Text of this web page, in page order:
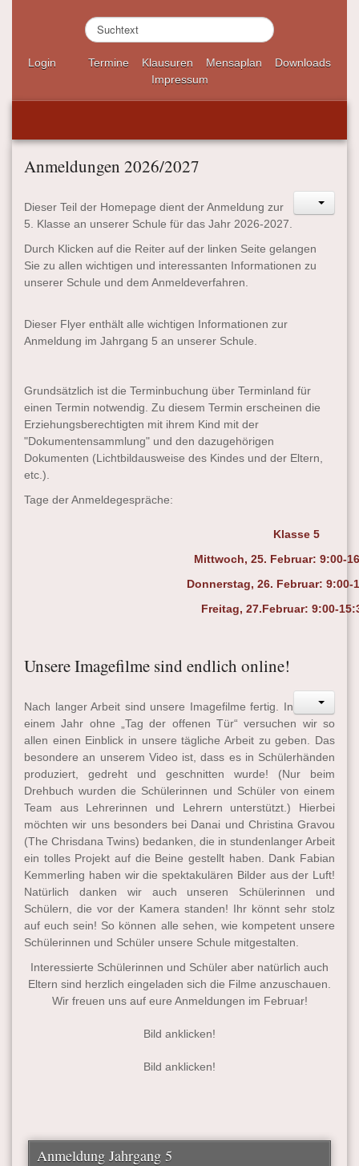
S
u
c
n
.
Login Termine Klausuren Mensaplan
Downloads
Impressum
Anmeldungen 2026/2027
Dieser Teil der Homepage dient der Anmeldung zur
5. Klasse an unserer Schule für das Jahr 2026-2027.
Durch Klicken auf die Reiter auf der linken Seite gelangen
Sie zu allen wichtigen und interessanten Informationen zu
unserer Schule und dem Anmeldeverfahren.
Dieser Flyer enthält alle wichtigen Informationen zur
Anmeldung im Jahrgang 5 an unserer Schule.
Grundsätzlich ist die Terminbuchung über Terminland für
einen Termin notwendig. Zu diesem Termin erscheinen die
Erziehungsberechtigten mit ihrem Kind mit der
"Dokumentensammlung" und den dazugehörigen
Dokumenten (Lichtbildausweise des Kindes und der Eltern,
etc.).
Tage der Anmeldegespräche:
Klasse 5
Mittwoch, 25. Februar: 9:00-
Donnerstag, 26. Februar: 9:00-
Freitag, 27.Februar: 9:00-
Unsere Imagefilme sind endlich online!
Nach langer Arbeit sind unsere Imagefilme fertig. In
einem Jahr ohne „Tag der offenen Tür“ versuchen wir so
allen einen Einblick in unsere tägliche Arbeit zu geben. Das
besondere an unserem Video ist, dass es in Schülerhänden
produziert, gedreht und geschnitten wurde! (Nur beim
Drehbuch wurden die Schülerinnen und Schüler von einem
Team aus Lehrerinnen und Lehrern unterstützt.) Hierbei
möchten wir uns besonders bei Danai und Christina Gravou
(The Chrisdana Twins) bedanken, die in stundenlanger Arbeit
ein tolles Projekt auf die Beine gestellt haben. Dank Fabian
Kemmerling haben wir die spektakulären Bilder aus der Luft!
Natürlich danken wir auch unseren Schülerinnen und
Schülern, die vor der Kamera standen! Ihr könnt sehr stolz
auf euch sein! So können alle sehen, wie kompetent unsere
Schülerinnen und Schüler unsere Schule mitgestalten.
Interessierte Schülerinnen und Schüler aber natürlich auch
Eltern sind herzlich eingeladen sich die Filme anzuschauen.
Wir freuen uns auf eure Anmeldungen im Februar!
Bild anklicken!
Bild anklicken!
Anmeldung Jahrgang 5